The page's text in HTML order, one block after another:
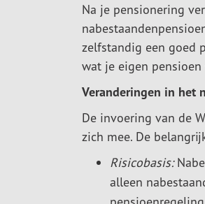
Na je pensionering
zelfstandig een goed
wat je eigen
Veranderingen in het
De invoering van de
zich mee. De
Risicobasis:
alleen